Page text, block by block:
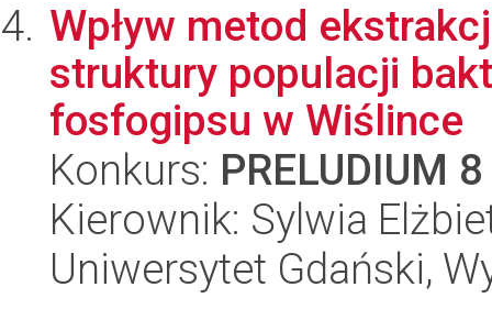
Wpływ metod
struktury populacji
fosfogipsu w Wiślince
Konkurs: PRELUDIUM 8
Kierownik: Sylwia
Uniwersytet Gdański,